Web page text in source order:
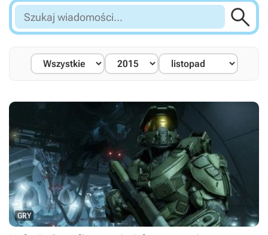
Szukaj
wiadomości...

GRY